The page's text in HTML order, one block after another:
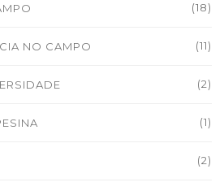
(18)
NO CAMPO (11)
(2)
(1)
(2)